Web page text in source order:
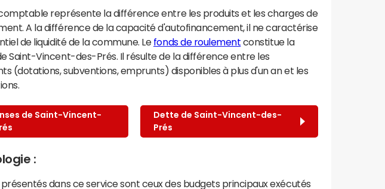
représente la différence entre les produits et les charges de
A la différence de la capacité d'autofinancement, il ne caractérise
de liquidité de la commune. Le fonds de roulement constitue la
Saint-Vincent-des-Prés. Il résulte de la différence entre les
(dotations, subventions, emprunts) disponibles à plus d'un an et les
de Saint-Vincent-
Dette de Saint-Vincent-des-
Prés
:
présentés dans ce service sont ceux des budgets principaux exécutés